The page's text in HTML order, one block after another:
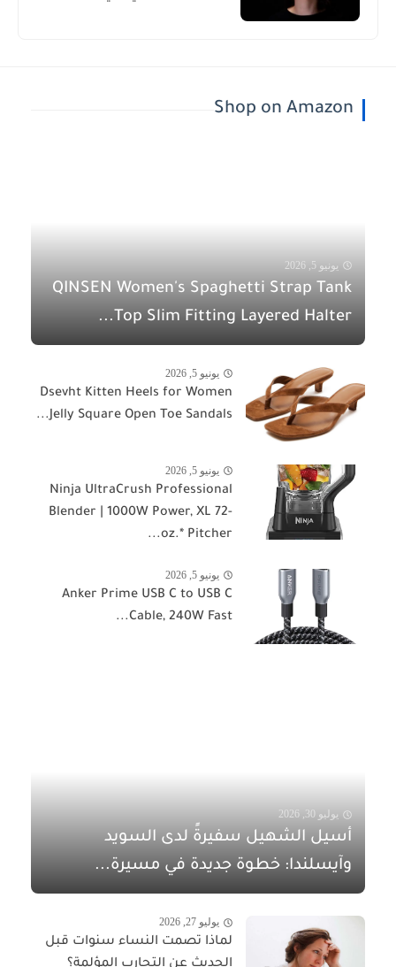
Shop on Amazon
يونيو 5, 2026
QINSEN Women's Spaghetti Strap Tank
Top Slim Fitting Layered Halter...
يونيو 5, 2026
Dsevht Kitten Heels for Women
Jelly Square Open Toe Sandals...
يونيو 5, 2026
Ninja UltraCrush Professional
Blender | 1000W Power, XL 72-
oz.* Pitcher...
يونيو 5, 2026
Anker Prime USB C to USB C
Cable, 240W Fast...
يوليو 30, 2026
أسيل الشهيل سفيرةً لدى السويد
وآيسلندا: خطوة جديدة في مسيرة...
يوليو 27, 2026
لماذا تصمت النساء سنوات قبل